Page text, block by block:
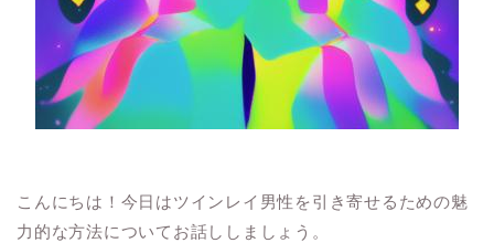
こんにちは！今日はツインレイ男性を引き寄せるための魅
力的な方法についてお話ししましょう。